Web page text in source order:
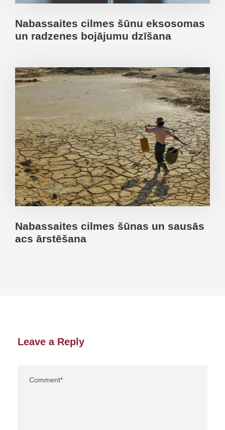
Nabassaites cilmes šūnu eksosomas
un radzenes bojājumu dzīšana
Nabassaites cilmes šūnas un sausās
acs ārstēšana
Leave a Reply